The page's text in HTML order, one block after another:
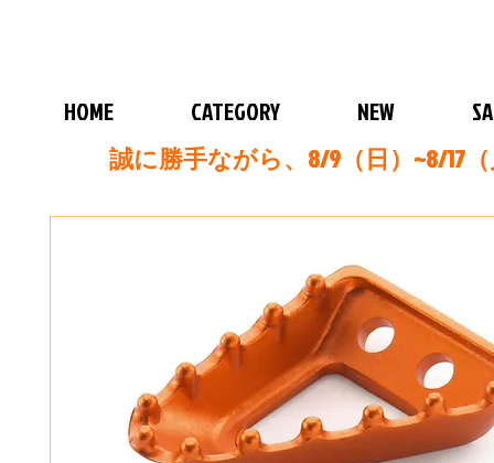
HOME CATEGORY NEW
誠に勝手ながら、8/9（日）~8/17